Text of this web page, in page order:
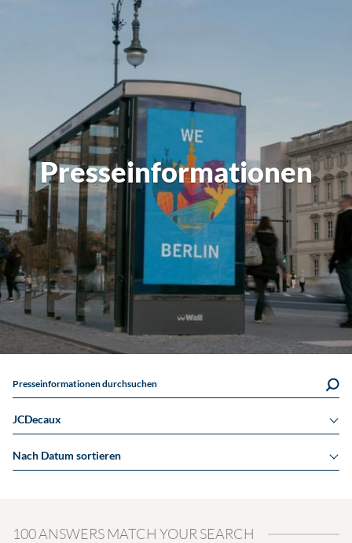
Presseinformationen
Presseinformationen durchsuchen
JCDecaux
Nach Datum sortieren
100 ANSWERS MATCH YOUR SEARCH